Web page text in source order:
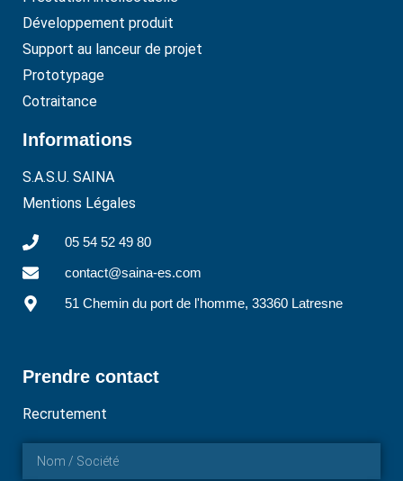
Développement produit
Support au lanceur de projet
Prototypage
Cotraitance
Informations
S.A.S.U. SAINA
Mentions Légales
05 54 52 49 80
contact@saina-es.com
51 Chemin du port de l'homme, 33360 Latresne
Prendre contact
Recrutement